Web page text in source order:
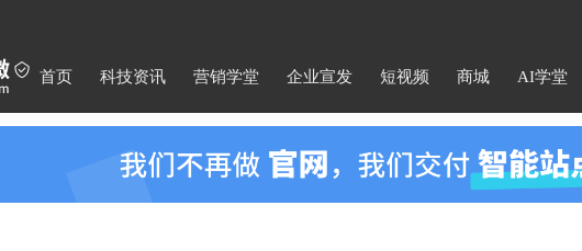
首页 科技资讯 营销学堂 企业宣发 短视频 商城 AI学堂